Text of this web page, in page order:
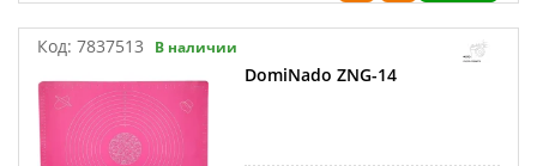
Код: 7837513 В наличии
DomiNado ZNG-14